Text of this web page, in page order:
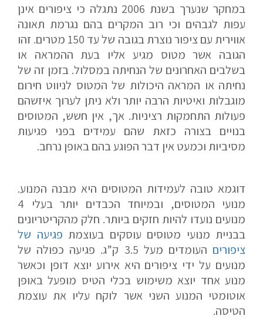
במחקר שנערך בשנת 2006 נתגלה כי ציפורים אינן
עפות לגבהים וכי רוב המקרים בהם נגרמת תאונה
אווירית עם ציפור נוצרת בגובה של עד 150 מטרים. זהו
הגובה אשר מטוס מגיע אליו בעת ההמראה או
בשלבים האחרונים של הנחיתה במסלול. בזמן זה של
נחיתה או המראה היכולות של המטוס לניווט חירום
מוגבלות ואיטיות הרבה יותר ולא ניתן לערוך איזשהם
פעולות התחמקות רציניות. אך, אין חשש, המטוסים
בנויים בצורה כזאת שהם עמידים בפני פגיעות
מסיביות וכמעט אין דבר הפוגע בהם באופן נרחב.
דוגמא טובה לעמידות המטוסים היא מבנה המנוע.
מנועי המטוסים, ובמיוחד הכבדים יותר בעלי 4
מנועים נועדו להיות חזקים ביותר. חלק מהקריטריונים
בבניית מנועי מטוסים עוסקים בעוצמת פגיעה של
ציפורים
העומדים מעל 3.5 ק”ג. פגיעה כפולה של
מנועים על ידי ציפורים היא אירוע יוצא דופן וכאשר
מנוע אחד יוצא משימוש בכלי הטיס מופעל באופן
אוטומטי המנוע השני אשר לוקח עליו את עוצמת
הטיסה.